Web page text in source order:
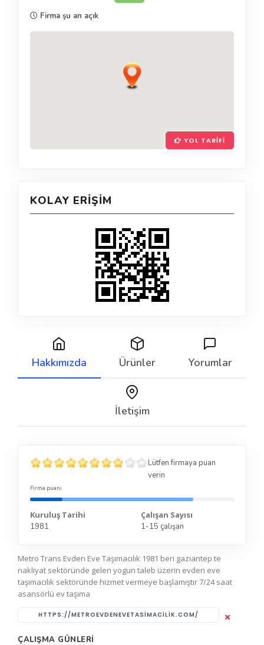
Firma şu an açık
YOL TARIFI
KOLAY ERIŞIM
Hakkımızda Ürünler Yorumlar
İletişim
Lütfen firmaya puan
verin
Firma puanı
Kuruluş Tarihi
1981
Çalışan Sayısı
1-15 çalışan
Metro Trans Evden Eve Taşımacılık 1981 beri gaziantep te
nakliyat sektöründe gelen yogun taleb üzerin evden eve
taşımacılık sektöründe hizmet vermeye başlamıştır 7/24 saat
asansörlü ev taşıma
HTTPS://METROEVDENEVETASIMACILIK.COM/
ÇALIŞMA GÜNLERI